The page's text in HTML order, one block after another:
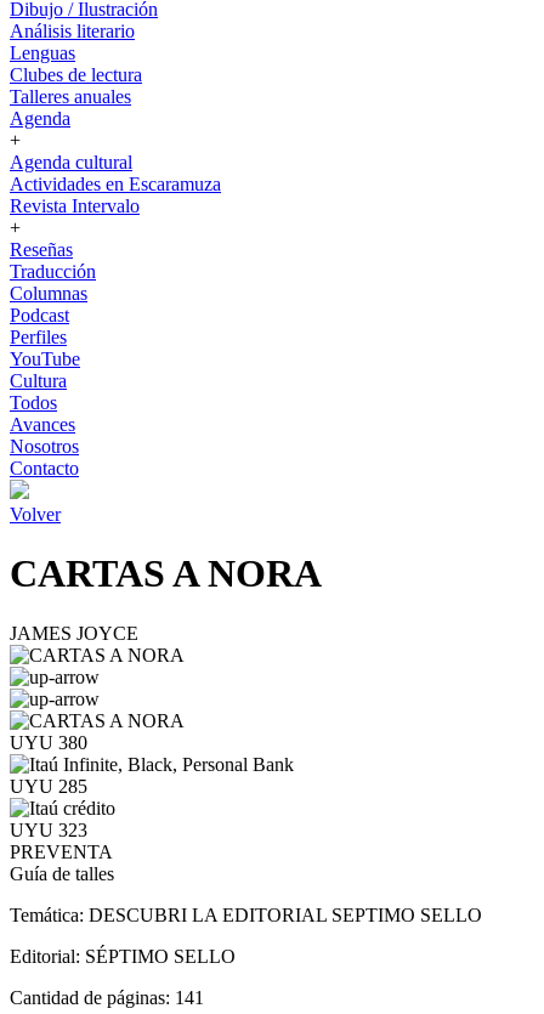
Dibujo / Ilustración
Análisis literario
Lenguas
Clubes de lectura
Talleres anuales
Agenda
+
Agenda cultural
Actividades en Escaramuza
Revista Intervalo
+
Reseñas
Traducción
Columnas
Podcast
Perfiles
YouTube
Cultura
Todos
Avances
Nosotros
Contacto
Volver
CARTAS A NORA
JAMES JOYCE
UYU 380
UYU 285
UYU 323
PREVENTA
Guía de talles
Temática: DESCUBRI LA EDITORIAL SEPTIMO SELLO
Editorial: SÉPTIMO SELLO
Cantidad de páginas: 141